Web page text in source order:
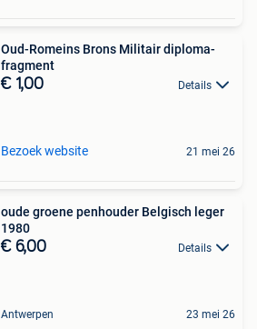
Oud-Romeins Brons Militair diploma-
fragment
€ 1,00 Details
Bezoek website 21 mei 26
oude groene penhouder Belgisch leger
1980
€ 6,00 Details
Antwerpen 23 mei 26